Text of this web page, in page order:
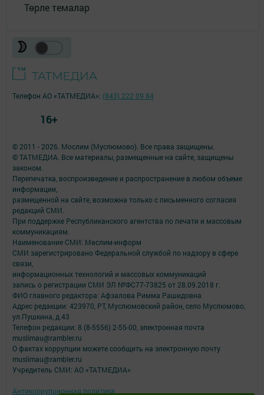
Төрле темалар
© 2011 - 2026. Мослим (Муслюмово). Все права защищены.
© ТАТМЕДИА. Все материалы, размещенные на сайте, защищены
законом.
Перепечатка, воспроизведение и распространение в любом объеме
информации,
размещенной на сайте, возможна только с письменного согласия
редакций СМИ.
При поддержке Республиканского агентства по печати и массовым
коммуникациям.
Наименование СМИ: Мөслим-информ
СМИ зарегистрировано Федеральной службой по надзору в сфере
связи,
информационных технологий и массовых коммуникаций
запись о регистрации СМИ ЭЛ №ФС77-73825 от 28.09.2018 г.
ФИО главного редактора: Афзалова Римма Рашидовна
Адрес редакции: 423970, РТ, Муслюмовский район, село Муслюмово,
ул.Пушкина, д.43
Телефон редакции: 8 (8-5556) 2-55-00, электронная почта
muslimau@rambler.ru
О фактах коррупции можете сообщить на электронную почту
muslimau@rambler.ru
Учредитель СМИ: АО «ТАТМЕДИА»
Антикоррупционная политика
Телефон АО «ТАТМЕДИА»: (843) 222 09 84
16+